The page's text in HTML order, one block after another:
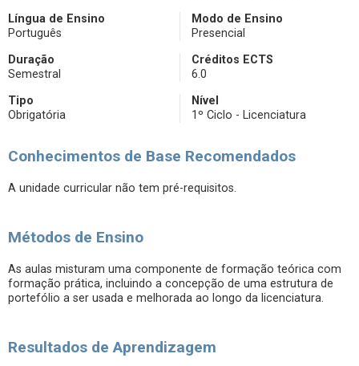
Língua de Ensino
Português
Modo de Ensino
Presencial
Duração
Semestral
Créditos ECTS
6.0
Tipo
Obrigatória
Nível
1º Ciclo - Licenciatura
Conhecimentos de Base Recomendados
A unidade curricular não tem pré-requisitos.
Métodos de Ensino
As aulas misturam uma componente de formação teórica com
formação prática, incluindo a concepção de uma estrutura de
portefólio a ser usada e melhorada ao longo da licenciatura.
Resultados de Aprendizagem